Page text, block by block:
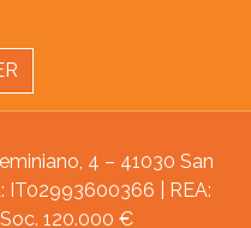
4 – 41030 San
IT02993600366 | REA:
120.000 €